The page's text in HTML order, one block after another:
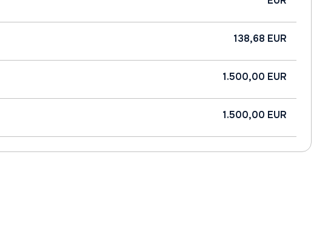
138,68 EUR
1.500,00 EUR
1.500,00 EUR